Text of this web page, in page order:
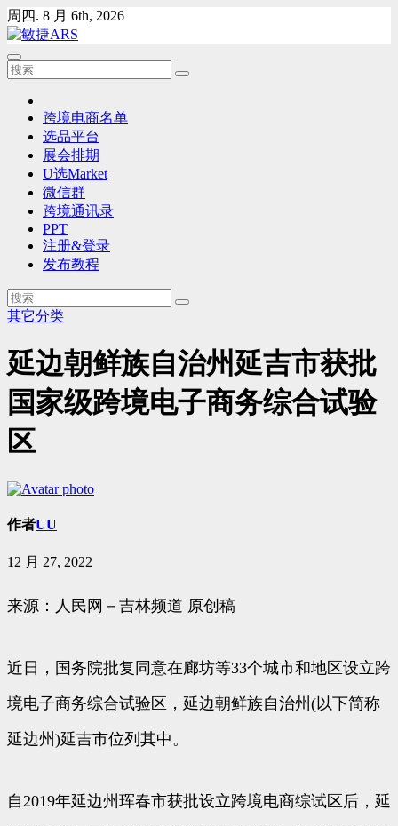
Skip
to
content
周四. 8 月 6th, 2026
跨境电商名单
选品平台
展会排期
U选Market
微信群
跨境通讯录
PPT
注册&登录
发布教程
其它分类
延边朝鲜族自治州延吉市获批
国家级跨境电子商务综合试验
区
作者UU
12 月 27, 2022
来源：人民网－吉林频道 原创稿
近日，国务院批复同意在廊坊等33个城市和地区设立跨
境电子商务综合试验区，延边朝鲜族自治州(以下简称
延边州)延吉市位列其中。
自2019年延边州珲春市获批设立跨境电商综试区后，延